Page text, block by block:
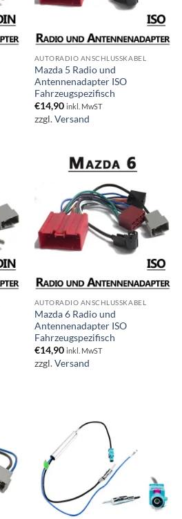
AUTORADIO ANSCHLUSSKABEL
Mazda 5 Radio und
Antennenadapter ISO
Fahrzeugspezifisch
€14,90 inkl. MwST
zzgl.Versand
AUTORADIO ANSCHLUSSKABEL
Mazda 6 Radio und
Antennenadapter ISO
Fahrzeugspezifisch
€14,90 inkl. MwST
zzgl.Versand